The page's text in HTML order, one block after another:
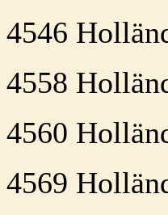
4546
4558
4560
4569